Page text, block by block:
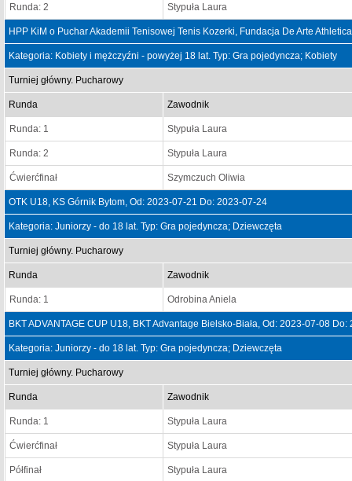
Runda: 2 Stypuła Laura
HPP KiM o Puchar Akademii Tenisowej Tenis Kozerki, Fundacja De Arte
Kategoria: Kobiety i mężczyźni - powyżej 18 lat. Typ: Gra pojedyncza; Kobiety
Turniej główny. Pucharowy
Runda Zawodnik
Runda: 1 Stypuła Laura
Runda: 2 Stypuła Laura
Ćwierćfinał Szymczuch Oliwia
OTK U18, KS Górnik Bytom, Od: 2023-07-21 Do: 2023-07-24
Kategoria: Juniorzy - do 18 lat. Typ: Gra pojedyncza; Dziewczęta
Turniej główny. Pucharowy
Runda Zawodnik
Runda: 1 Odrobina Aniela
BKT ADVANTAGE CUP U18, BKT Advantage Bielsko-Biała, Od: 2023-07-08
Kategoria: Juniorzy - do 18 lat. Typ: Gra pojedyncza; Dziewczęta
Turniej główny. Pucharowy
Runda Zawodnik
Runda: 1 Stypuła Laura
Ćwierćfinał Stypuła Laura
Półfinał Stypuła Laura